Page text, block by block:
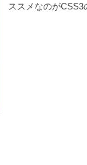
ススメなのが